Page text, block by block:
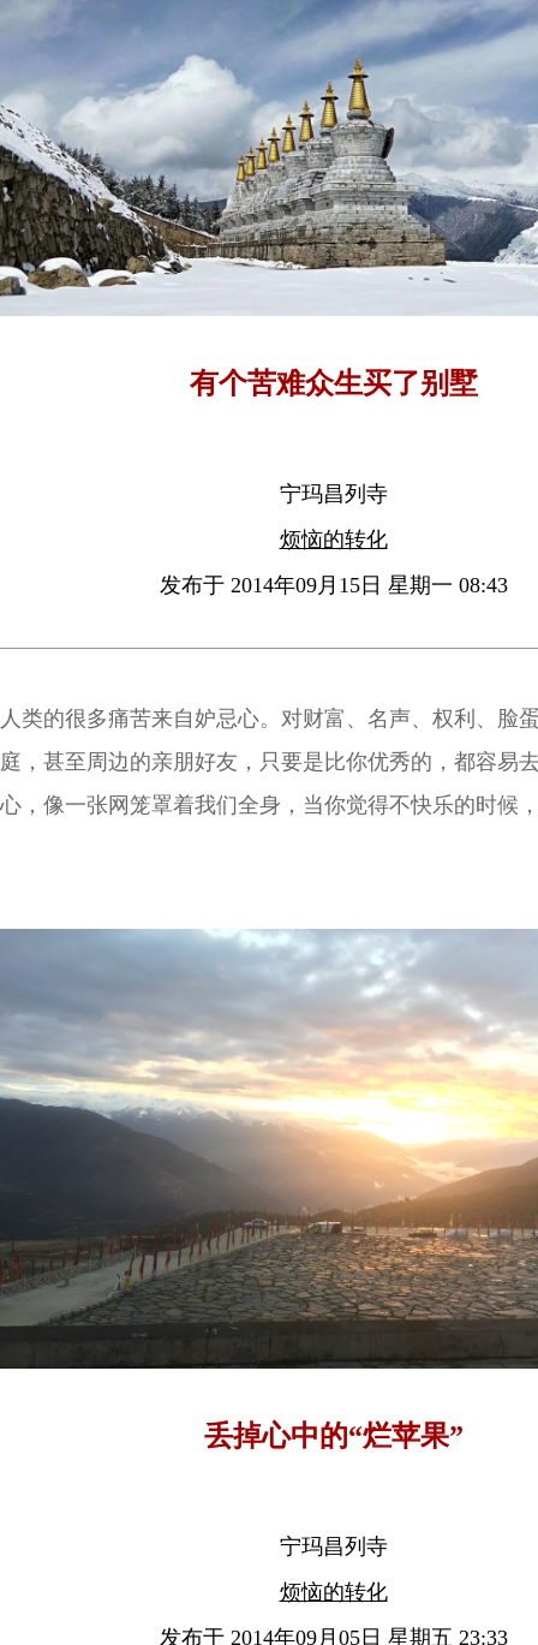
有个苦难众生买了别墅
宁玛昌列寺
烦恼的转化
发布于 2014年09月15日 星期一 08:43
人类的很多痛苦来自妒忌心。对财富、名声、权利、脸
庭，甚至周边的亲朋好友，只要是比你优秀的，都容易
心，像一张网笼罩着我们全身，当你觉得不快乐的时候
丢掉心中的“烂苹果”
宁玛昌列寺
烦恼的转化
发布于 2014年09月05日 星期五 23:33